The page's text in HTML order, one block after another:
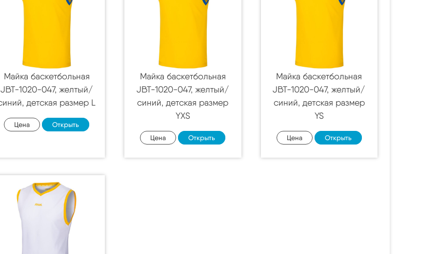
Майка баскетбольная
JBT-1020-047, желтый/
детская размер L
Цена Открыть
Майка баскетбольная
JBT-1020-047, желтый/
синий, детская размер
YXS
Цена Открыть
Майка баскетбольная
JBT-1020-047, желтый/
синий, детская размер
YS
Цена Открыть